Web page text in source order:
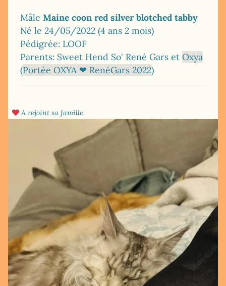
Mâle Maine coon red silver blotched tabby
Né le 24/05/2022 (4 ans 2 mois)
Pédigrée: LOOF
Parents: Sweet Hend So' René Gars et Oxya
(Portée OXYA ❤ RenéGars 2022)
A rejoint sa famille